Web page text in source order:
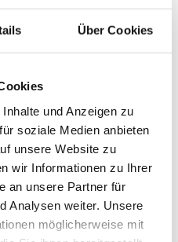
Über Cookies
und Anzeigen zu
soziale Medien anbieten
unsere Website zu
wir Informationen zu Ihrer
an unsere Partner für
Analysen weiter. Unsere
möglicherweise mit
— Verden (Aller) bin ich
führen oder sich
Ich begleite Unternehmen
und biete
gerecht zu werden.
Steuererklärung
finanzielle Vorhaben
einen kompetenten